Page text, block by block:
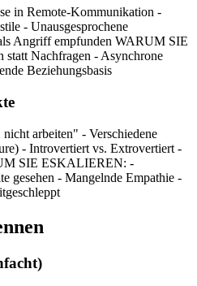
in Remote-Kommunikation -
- Unausgesprochene
Angriff empfunden WARUM SIE
Nachfragen - Asynchrone
Beziehungsbasis
arbeiten" - Verschiedene
- Introvertiert vs. Extrovertiert -
SIE ESKALIEREN: -
gesehen - Mangelnde Empathie -